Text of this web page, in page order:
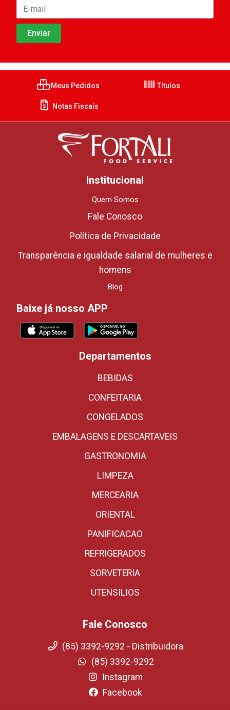
Meus Pedidos Títulos
Notas Fiscais
Institucional
Quem Somos
Fale Conosco
Política de Privacidade
Transparência e igualdade salarial de mulheres e
homens
Blog
Baixe já nosso APP
Departamentos
BEBIDAS
CONFEITARIA
CONGELADOS
EMBALAGENS E DESCARTAVEIS
GASTRONOMIA
LIMPEZA
MERCEARIA
ORIENTAL
PANIFICACAO
REFRIGERADOS
SORVETERIA
UTENSILIOS
Fale Conosco
(85) 3392-9292 - Distribuidora
(85) 3392-9292
Instagram
Facebook